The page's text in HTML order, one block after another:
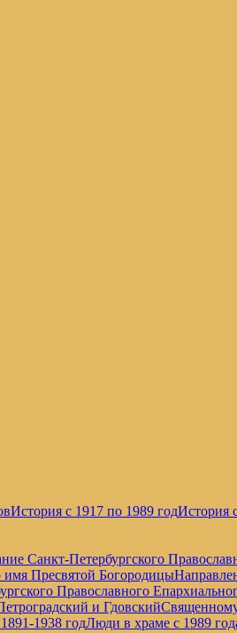
История с 1917 по 1989 годИстория
Санкт-Петербургского
имя Пресвятой Богородицы
Православного
и Гдовский
1938 годЛюди в храме с 1989